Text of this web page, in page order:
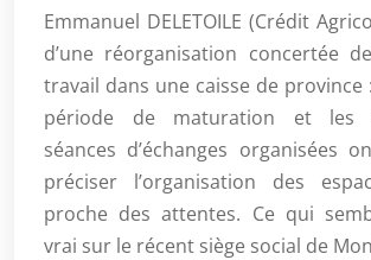
Emmanuel DELETOILE (Crédit
d’une réorganisation concertée
travail dans une caisse de province
période de maturation et les
séances d’échanges organisées
préciser l’organisation des
proche des attentes. Ce qui
vrai sur le récent siège social de